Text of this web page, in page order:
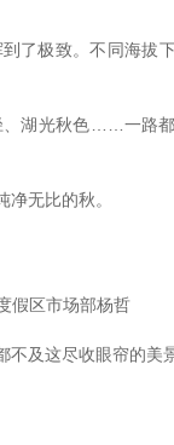
了极致。不同海拔
、湖光秋色……一路
无比的秋。
假区市场部杨哲
及这尽收眼帘的美景